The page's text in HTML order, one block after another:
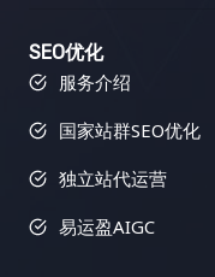
复杂的过程，需要
动是链接建设成功
策略，最终实现网
短跑，需要坚持不
学习，不断改进，
存在的问题，并提
你的网站，并获得
Semrush 的反向链
手的反向链接情况
来源等等。通过分
到潜在的链接建设
更高的市场份额。
武装你的网站，征
的网站。以下是一
容优化等多个方面
吸引更多目标用户
长、品牌影响力的
二、内容多样化策
的精准画像和网站
起，构建一个完整
统。以下是一些常
SEO优化
服务介绍
国家站群SEO优化
独立站代运营
易运盈AIGC